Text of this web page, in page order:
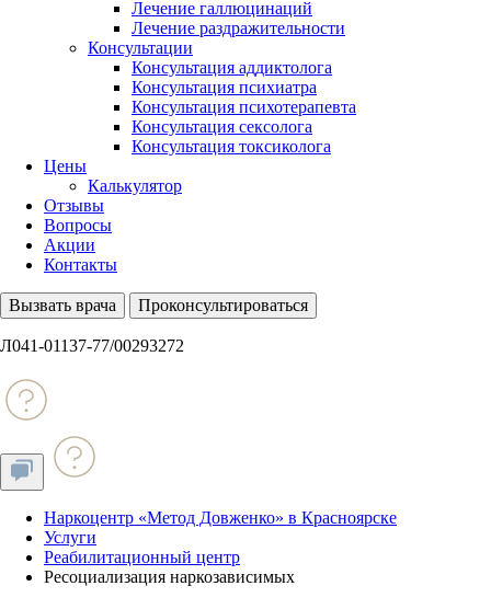
Лечение галлюцинаций
Лечение раздражительности
Консультации
Консультация аддиктолога
Консультация психиатра
Консультация психотерапевта
Консультация сексолога
Консультация токсиколога
Цены
Калькулятор
Отзывы
Вопросы
Акции
Контакты
Вызвать врача Проконсультироваться
Л041-01137-77/00293272
Наркоцентр «Метод Довженко» в Красноярске
Услуги
Реабилитационный центр
Ресоциализация наркозависимых